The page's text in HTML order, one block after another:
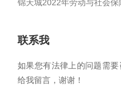
锦天城2022年劳动与社会
联系我
如果您有法律上的问题需
给我留言，谢谢！